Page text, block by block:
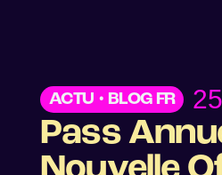
ACTU •BLOG FR
Pass